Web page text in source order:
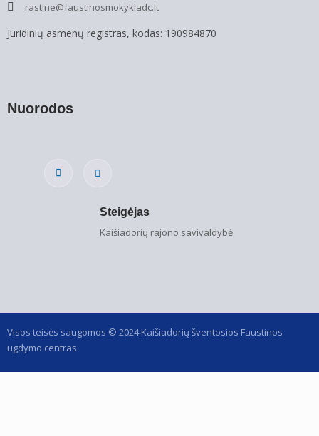
rastine@faustinosmokykladc.lt
Juridinių asmenų registras, kodas: 190984870
Nuorodos
Steigėjas
Kaišiadorių rajono savivaldybė
Visos teisės saugomos © 2024 Kaišiadorių šventosios Faustinos
ugdymo centras